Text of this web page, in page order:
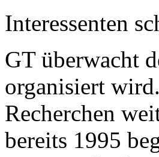
Interessenten
GT überwacht
organisiert
Recherchen
bereits 1995